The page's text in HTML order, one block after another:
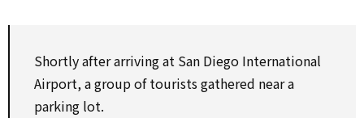
Shortly after arriving at San Diego International
Airport, a group of tourists gathered near a
parking lot.